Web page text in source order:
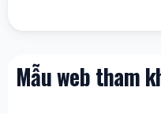
Mẫu web tham